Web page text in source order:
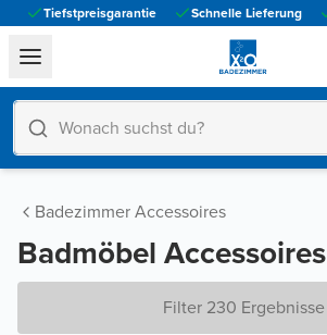
Tiefstpreisgarantie Schnelle Lieferung
general.navigation.toggle_menu.label
Badezimmer Accessoires
Badmöbel Accessoires
Filter 230 Ergebnisse